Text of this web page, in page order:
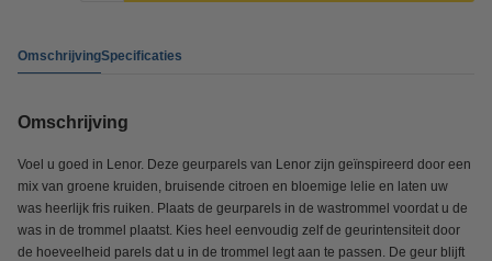
OmschrijvingSpecificaties
Omschrijving
Voel u goed in Lenor. Deze geurparels van Lenor zijn geïnspireerd door een
mix van groene kruiden, bruisende citroen en bloemige lelie en laten uw
was heerlijk fris ruiken. Plaats de geurparels in de wastrommel voordat u de
was in de trommel plaatst. Kies heel eenvoudig zelf de geurintensiteit door
de hoeveelheid parels dat u in de trommel legt aan te passen. De geur blijft